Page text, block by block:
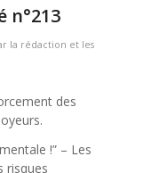
n°213
la rédaction et les
des
!” – Les
risques